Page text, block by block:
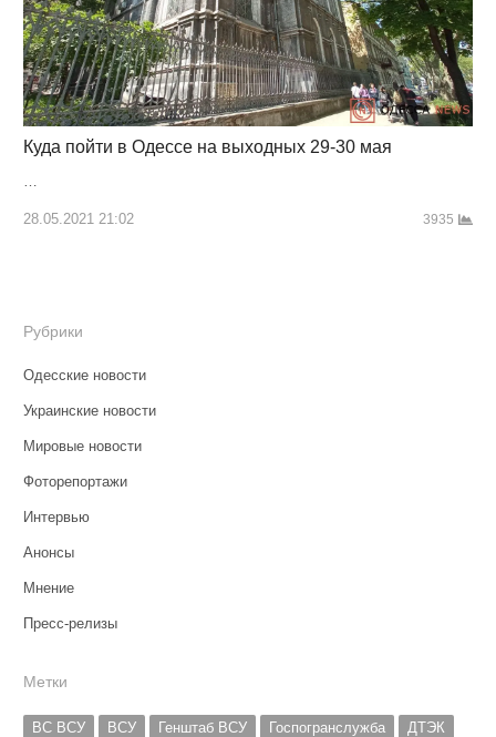
Куда пойти в Одессе на выходных 29-30 мая
…
28.05.2021 21:02 3935
Рубрики
Одесские новости
Украинские новости
Мировые новости
Фоторепортажи
Интервью
Анонсы
Мнение
Пресс-релизы
Метки
ВС ВСУ ВСУ Генштаб ВСУ Госпогранслужба
ДТЭК